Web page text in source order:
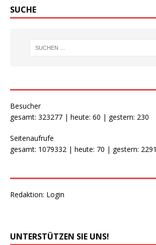
SUCHE
Besucher
gesamt: 323277 | heute: 60 | gestern: 230
Seitenaufrufe
gesamt: 1079332 | heute: 70 | gestern: 2291
Redaktion: Login
UNTERSTÜTZEN SIE UNS!